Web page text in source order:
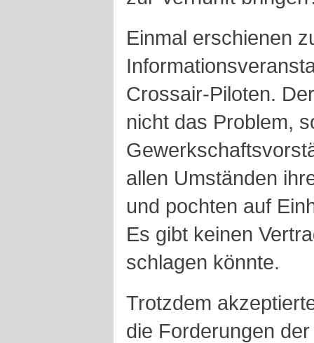
Einmal erschienen
Crossair-Piloten.
nicht das Problem,
allen Umständen
und pochten auf
Es gibt keinen
schlagen könnte.
Trotzdem
die Forderungen